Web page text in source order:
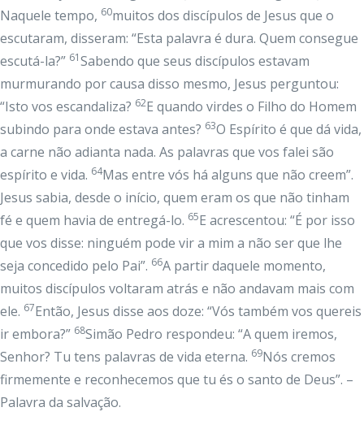
Naquele tempo, 60muitos dos discípulos de Jesus que o
escutaram, disseram: “Esta palavra é dura. Quem consegue
escutá-la?” 61Sabendo que seus discípulos estavam
murmurando por causa disso mesmo, Jesus perguntou:
“Isto vos escandaliza? 62E quando virdes o Filho do Homem
subindo para onde estava antes? 63O Espírito é que dá vida,
a carne não adianta nada. As palavras que vos falei são
espírito e vida. 64Mas entre vós há alguns que não creem”.
Jesus sabia, desde o início, quem eram os que não tinham
fé e quem havia de entregá-lo. 65E acrescentou: “É por isso
que vos disse: ninguém pode vir a mim a não ser que lhe
seja concedido pelo Pai”. 66A partir daquele momento,
muitos discípulos voltaram atrás e não andavam mais com
ele. 67Então, Jesus disse aos doze: “Vós também vos quereis
ir embora?” 68Simão Pedro respondeu: “A quem iremos,
Senhor? Tu tens palavras de vida eterna. 69Nós cremos
firmemente e reconhecemos que tu és o santo de Deus”. –
Palavra da salvação.